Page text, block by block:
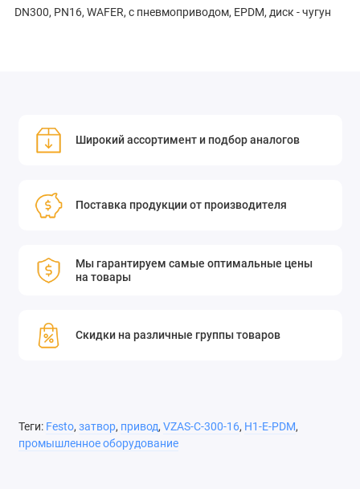
DN300, PN16, WAFER, с пневмоприводом, EPDM, диск - чугун
Широкий ассортимент и подбор аналогов
Поставка продукции от производителя
Мы гарантируем самые оптимальные цены
на товары
Скидки на различные группы товаров
Теги: Festo, затвор, привод, VZAS-C-300-16, H1-E-PDM,
промышленное оборудование